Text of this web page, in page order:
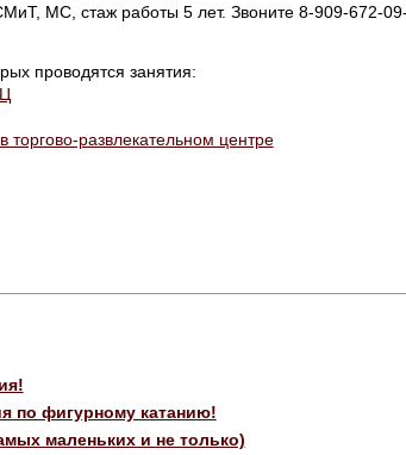
MC, стаж работы 5 лет. Звоните 8-909-672-
проводятся занятия:
торгово-развлекательном центре
по фигурному катанию!
маленьких и не только)